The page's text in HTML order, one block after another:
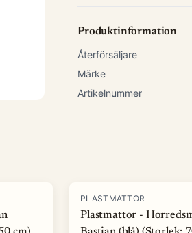
Produktinformation
Återförsäljare
Märke
Artikelnummer
PLASTMATTOR
Plastmattor -